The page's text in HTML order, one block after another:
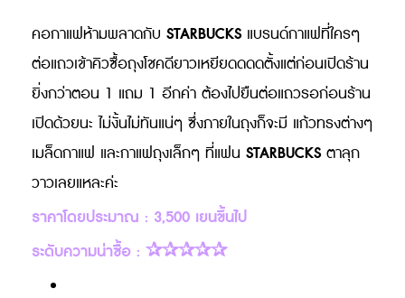
คอกาแฟห้ามพลาดกับ STARBUCKSแบรนด์กาแฟที่ใครๆ
ต่อแถวเข้าคิวซื้อถุงโชคดียาวเหยียดดดดตั้งแต่ก่อนเปิดร้าน
ยิ่งกว่าตอน 1 แถม 1 อีกค่า ต้องไปยืนต่อแถวรอก่อนร้าน
เปิดด้วยนะ ไม่งั้นไม่ทันแน่ๆ ซึ่งภายในถุงก็จะมี แก้วทรงต่างๆ
เมล็ดกาแฟ และกาแฟถุงเล็กๆ ที่แฟน STARBUCKSตาลุก
วาวเลยแหละค่ะ
ราคาโดยประมาณ : 3,500 เยนขึ้นไป
ระดับความน่าซื้อ : ✰✰✰✰✰